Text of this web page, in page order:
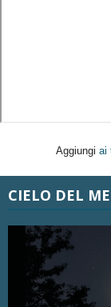
Aggiungi ai
CIELO DEL